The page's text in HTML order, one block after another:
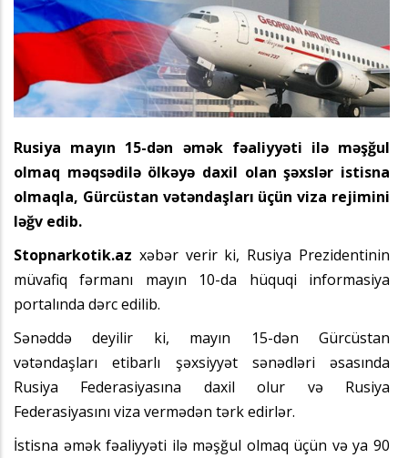
Rusiya mayın 15-dən əmək fəaliyyəti ilə məşğul
olmaq məqsədilə ölkəyə daxil olan şəxslər istisna
olmaqla, Gürcüstan vətəndaşları üçün viza rejimini
ləğv edib.
Stopnarkotik.az xəbər verir ki, Rusiya Prezidentinin
müvafiq fərmanı mayın 10-da hüquqi informasiya
portalında dərc edilib.
Sənəddə deyilir ki, mayın 15-dən Gürcüstan
vətəndaşları etibarlı şəxsiyyət sənədləri əsasında
Rusiya Federasiyasına daxil olur və Rusiya
Federasiyasını viza vermədən tərk edirlər.
İstisna əmək fəaliyyəti ilə məşğul olmaq üçün və ya 90